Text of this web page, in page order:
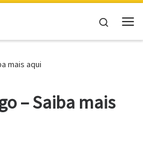
Search
mais aqui
– Saiba mais